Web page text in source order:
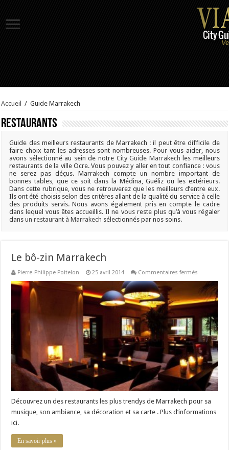
Accueil / Guide Marrakech
Restaurants
Guide des meilleurs restaurants de Marrakech : il peut être difficile de
faire choix tant les adresses sont nombreuses. Pour vous aider, nous
avons sélectionné au sein de notre City Guide Marrakech les meilleurs
restaurants de la ville Ocre. Vous pouvez y aller en tout confiance : vous
ne serez pas déçus. Marrakech compte un nombre important de
bonnes tables, que ce soit dans la Médina, Guéliz ou les extérieurs.
Dans cette rubrique, vous ne retrouverez que les meilleurs d’entre eux.
Ils ont été choisis selon des critères allant de la qualité du service à celle
des produits servis. Nous avons également pris en compte le cadre
dans lequel vous êtes accueillis. Il ne vous reste plus qu’à vous régaler
dansun restaurant à Marrakech sélectionnés par nos soins.
Le bô-zin Marrakech
Pierre-Philippe Poitelon 25 avril 2014 Commentaires fermés
bô-
zin
Marrakech
Découvrez un des restaurants les plus trendys de Marrakech pour sa
musique, son ambiance, sa décoration et sa carte . Plus d’informations
ici.
En savoir plus »